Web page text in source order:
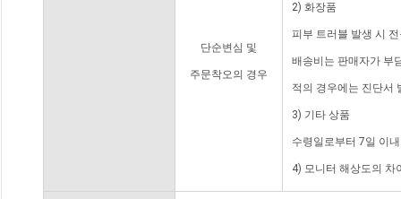
단순변심 및
주문착오의 경우
2) 화장품
피부 트러블 발생 시
배송비는 판매자가 부
적의 경우에는 진단서
3) 기타 상품
수령일로부터 7일 이
4) 모니터 해상도의 차